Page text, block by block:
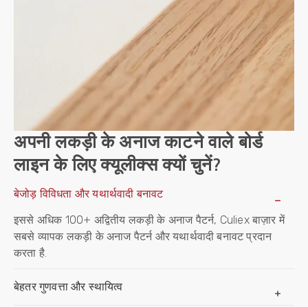
अपनी लकड़ी के अनाज काटने वाले बोर्ड
लाइन के लिए क्यूलीक्स क्यों चुनें?
बेजोड़ विविधता और यथार्थवादी बनावट
इससे अधिक 100+ अद्वितीय लकड़ी के अनाज पैटर्न, Culiex बाज़ार में
सबसे व्यापक लकड़ी के अनाज पैटर्न और यथार्थवादी बनावट प्रदान
करता है.
बेहतर गुणवत्ता और स्थायित्व